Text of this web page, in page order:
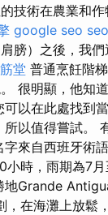
技術在農業和
google seo
膀）之後，我
堂 普通烹飪階
很明顯，他知
以在此處找到
以值得嘗試。
來自西班牙術
時，雨期為7
地Grande
在海灘上放鬆